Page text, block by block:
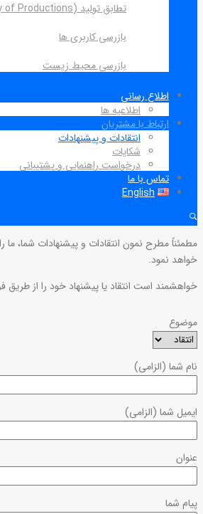
تطابق تولید (Conformity of Productions)
بازرسی کاربری ها
بازرسی محیط زیست
اطلاع رسانی
اطلاعیه ها
ارتباط با مشتریان
انتقادات و پیشنهادات
شکایات
درخواست راهنمایی و پشتیبانی
تماس با ما
English
مطمئناً مطرح نمون انتقادات و پیشنهادات شما، ما
خواهد نمود.
خواهشمند است انتقاد یا پیشنهاد خود را از طریق
موضوع
نام شما (الزامی)
ایمیل شما (الزامی)
عنوان
پیام شما